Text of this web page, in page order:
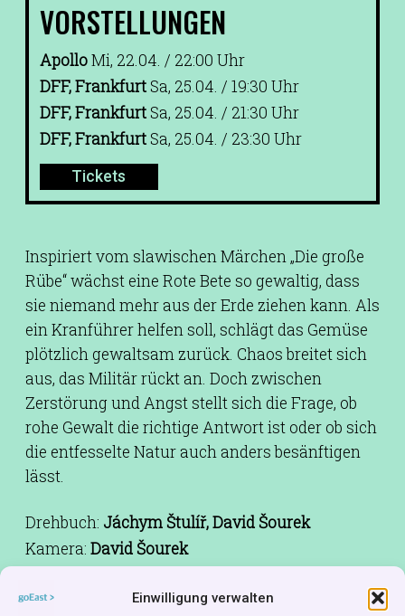
Einwilligung verwalten
VORSTELLUNGEN
ApolloMi, 22.04. / 22:00 Uhr
DFF, FrankfurtSa, 25.04. / 19:30 Uhr
DFF, FrankfurtSa, 25.04. / 21:30 Uhr
DFF, FrankfurtSa, 25.04. / 23:30 Uhr
Tickets
Inspiriert vom slawischen Märchen „Die große
Rübe“ wächst eine Rote Bete so gewaltig, dass
sie niemand mehr aus der Erde ziehen kann. Als
ein Kranführer helfen soll, schlägt das Gemüse
plötzlich gewaltsam zurück. Chaos breitet sich
aus, das Militär rückt an. Doch zwischen
Zerstörung und Angst stellt sich die Frage, ob
rohe Gewalt die richtige Antwort ist oder ob sich
die entfesselte Natur auch anders besänftigen
lässt.
Drehbuch: Jáchym Štulíř, David Šourek
Kamera: David Šourek
Musik:
Juras Karaka